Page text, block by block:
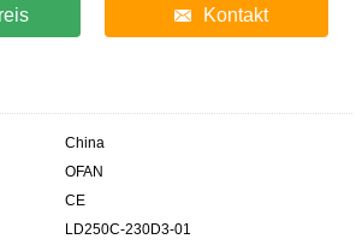
Kontakt
China
OFAN
CE
LD250C-230D3-01